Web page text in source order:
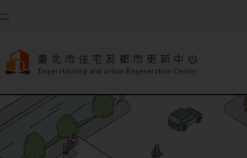
跳到主要內容
:::
:::